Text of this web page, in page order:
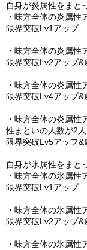
自身が炎属性をまと
・味方全体の炎属性
限界突破Lv1アップ
・味方全体の炎属性
限界突破Lv2アップ&
・味方全体の炎属性
限界突破Lv4アップ&
・味方全体の炎属
性まといの人数が2
限界突破Lv5アップ&
自身が氷属性をまと
・味方全体の氷属性
限界突破Lv1アップ
・味方全体の氷属性
限界突破Lv2アップ&
・味方全体の氷属性